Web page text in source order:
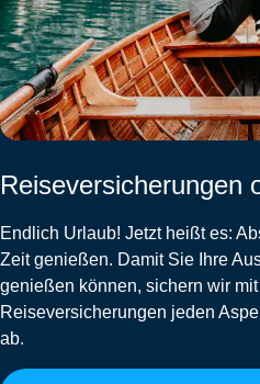
Reiseversicherungen
Endlich Urlaub! Jetzt heißt es:
Zeit genießen. Damit Sie Ihre
genießen können, sichern wir
Reiseversicherungen jeden
ab.